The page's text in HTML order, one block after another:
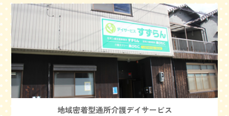
地域密着型通所介護デイサービス